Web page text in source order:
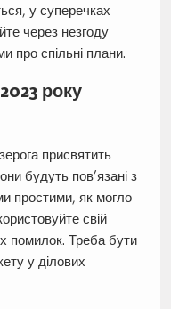
у суперечках
через незгоду
про спільні плани.
року
присвятить
будуть пов’язані з
простими, як могло
свій
помилок. Треба бути
у ділових